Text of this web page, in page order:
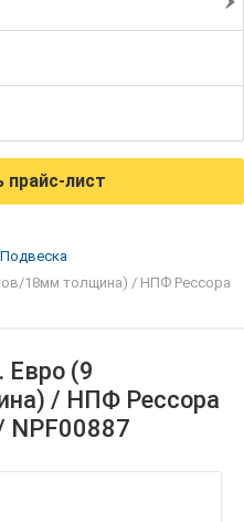
прайс-лист
18мм толщина) / НПФ Рессора
Евро (9
/ НПФ Рессора
NPF00887